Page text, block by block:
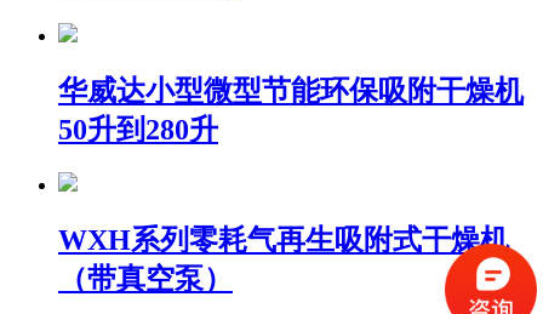
华威达小型微型节能环保吸附干燥机
50升到280升
WXH系列零耗气再生吸附式干燥机
（带真空泵）